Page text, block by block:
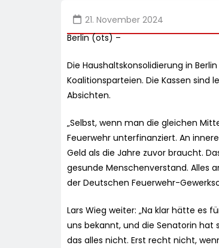
21. November 2024
Berlin (ots) –
Die Haushaltskonsolidierung in
Koalitionsparteien. Die Kassen sind
Absichten.
„Selbst, wenn man die gleichen
Feuerwehr unterfinanziert. An
Geld als die Jahre zuvor braucht.
gesunde Menschenverstand. Alles
der Deutschen Feuerwehr-
Lars Wieg weiter: „Na klar hätte es
uns bekannt, und die Senatorin hat
das alles nicht. Erst recht nicht,